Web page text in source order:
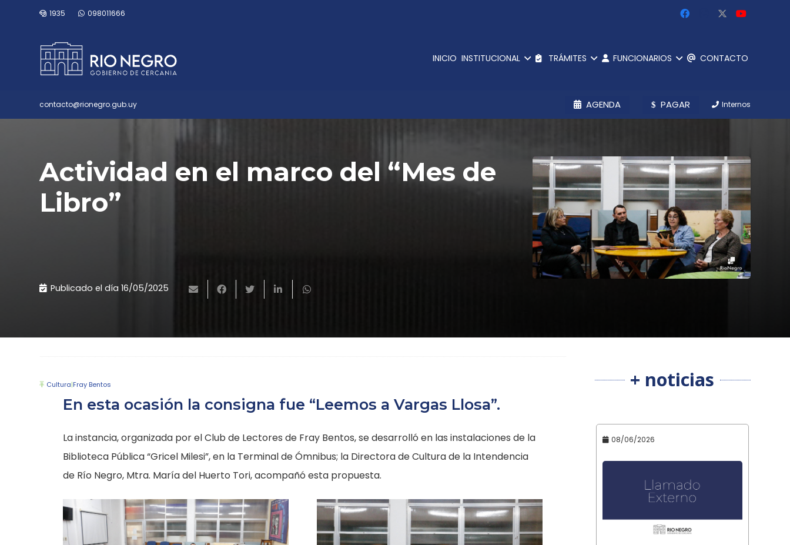
1935 098011666
INICIO INSTITUCIONAL TRÁMITES FUNCIONARIOS CONTACTO
contacto@rionegro.gub.uy AGENDA PAGAR Internos
Actividad en el marco del “Mes de
Libro”
Publicado el día 16/05/2025
Cultura|Fray Bentos
En esta ocasión la consigna fue “Leemos a Vargas Llosa”.
La instancia, organizada por el Club de Lectores de Fray Bentos, se desarrolló en las instalaciones de la
Biblioteca Pública “Gricel Milesi”, en la Terminal de Ómnibus; la Directora de Cultura de la Intendencia
de Río Negro, Mtra. María del Huerto Tori, acompañó esta propuesta.
+ noticias
08/06/2026